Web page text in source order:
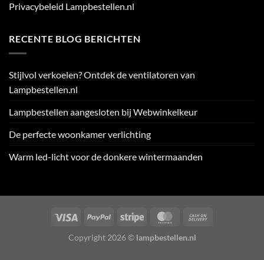
Privacybeleid Lampbestellen.nl
RECENTE BLOG BERICHTEN
Stijlvol verkoelen? Ontdek de ventilatoren van
Lampbestellen.nl
Lampbestellen aangesloten bij Webwinkelkeur
De perfecte woonkamer verlichting
Warm led-licht voor de donkere wintermaanden
Visa PayPal Stripe MasterCard
Copyright 2026 © lampbestellen.nl